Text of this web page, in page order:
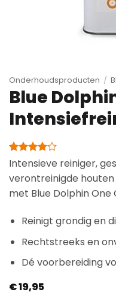
Onderhoudsproducten /
Blue
Gewaardeerd
gebaseerd
op
1
klantbeoordeling
Intensieve reiniger,
verontreinigde
met Blue Dolphin One
Reinigt grondig en
Rechtstreeks en
Dé voorbereiding
€19,95